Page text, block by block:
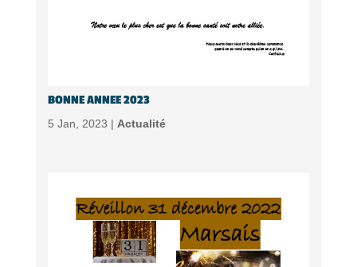
BONNE ANNEE 2023
5 Jan, 2023 | Actualité